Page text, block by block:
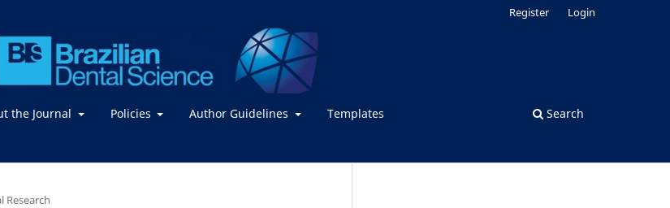
the Journal Policies Author Guidelines Templates Search
Register Login
Research